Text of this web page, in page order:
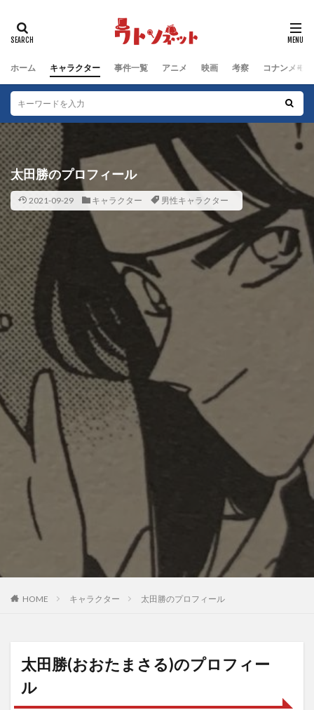
ホーム キャラクター 事件一覧 アニメ 映画 考察 コナンメモ
太田勝のプロフィール
2021-09-29 キャラクター 男性キャラクター
HOME キャラクター 太田勝のプロフィール
太田勝(おおたまさる)のプロフィー
ル
タグ
江戸川コナン編
被害者
群馬県警編 男性キャラクター
犯人
沖野ヨーコ編
毛利小五郎編
女性キャラクター
服部平次編
少年探偵団編
子どもキャラクター
黒の組織
検索